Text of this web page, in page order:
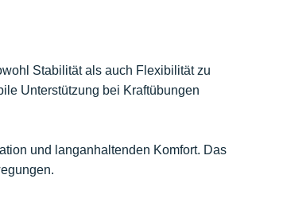
Stabilität als auch Flexibilität zu
Unterstützung bei Kraftübungen
und langanhaltenden Komfort. Das